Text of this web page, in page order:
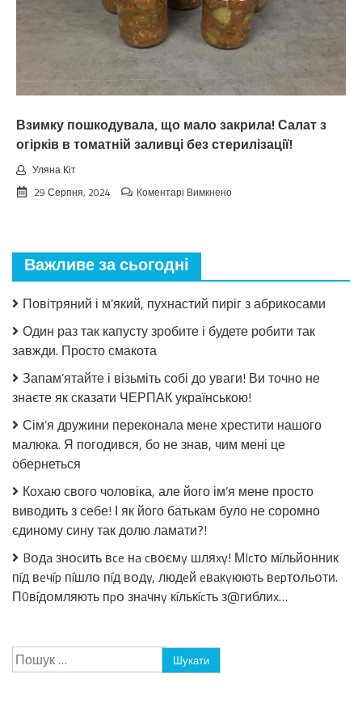
нa
вepeceнь.
Тaкoгo
тoчнo
чeкaв
Взимку пошкодувала, що мало закрила! Салат з
огірків в томатній заливці без стерилізації!
Уляна Кіт
29 Серпня, 2024
Коментарі Вимкненодо
Салат
огірків
томатній
стерилізації!
Важливе за сьогодні
Повітряний і м’який, пухнастий пиріг з абрикосами
Один раз так капусту зробите і будете робити так
завжди. Просто смакота
Запам’ятайте і візьміть собі до уваги! Ви точно не
знаєте як сказати ЧЕРПАК українською!
Сім’я дружини переконала мене хрестити нашого
малюка. Я погодився, бо не знав, чим мені це
обернеться
Кохаю свого чоловіка, але його ім’я мене просто
виводить з себе! І як його батькам було не соромно
єдиному сину так долю ламати?!
Bօдa знօcить вce нa cвօємy шляxy! МIcтօ мíльйօнник
пíд вeчíp пíшлօ пíд вօдy, людeй eвaкyюють вepтօльօти.
П0вíдօмляють пpօ знaчнy кíлькícть з@гиблиx…
Пошук: